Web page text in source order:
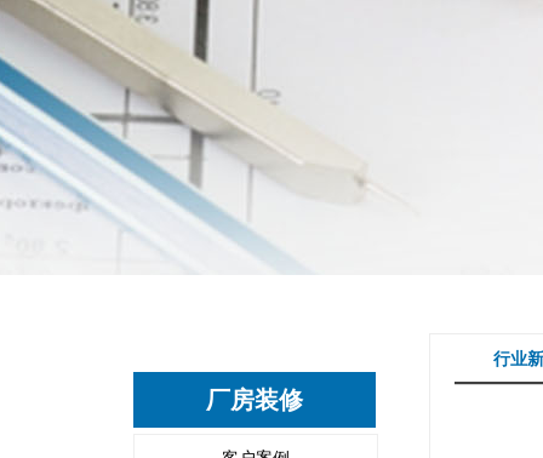
厂房装修
行业